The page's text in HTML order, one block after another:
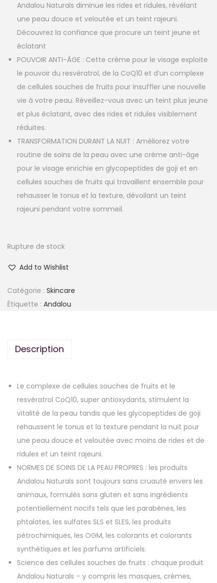
Andalou Naturals diminue les rides et ridules, révélant
une peau douce et veloutée et un teint rajeuni.
Découvrez la confiance que procure un teint jeune et
éclatant
POUVOIR ANTI-ÂGE : Cette crème pour le visage exploite
le pouvoir du resvératrol, de la CoQ10 et d’un complexe
de cellules souches de fruits pour insuffler une nouvelle
vie à votre peau. Réveillez-vous avec un teint plus jeune
et plus éclatant, avec des rides et ridules visiblement
réduites.
TRANSFORMATION DURANT LA NUIT : Améliorez votre
routine de soins de la peau avec une crème anti-âge
pour le visage enrichie en glycopeptides de goji et en
cellules souches de fruits qui travaillent ensemble pour
rehausser le tonus et la texture, dévoilant un teint
rajeuni pendant votre sommeil.
Rupture de stock
Add to Wishlist
Catégorie : Skincare
Étiquette : Andalou
Description
Le complexe de cellules souches de fruits et le
resvératrol CoQ10, super antioxydants, stimulent la
vitalité de la peau tandis que les glycopeptides de goji
rehaussent le tonus et la texture pendant la nuit pour
une peau douce et veloutée avec moins de rides et de
ridules et un teint rajeuni.
NORMES DE SOINS DE LA PEAU PROPRES : les produits
Andalou Naturals sont toujours sans cruauté envers les
animaux, formulés sans gluten et sans ingrédients
potentiellement nocifs tels que les parabènes, les
phtalates, les sulfates SLS et SLES, les produits
pétrochimiques, les OGM, les colorants et colorants
synthétiques et les parfums artificiels.
Science des cellules souches de fruits : chaque produit
Andalou Naturals – y compris les masques, crèmes,